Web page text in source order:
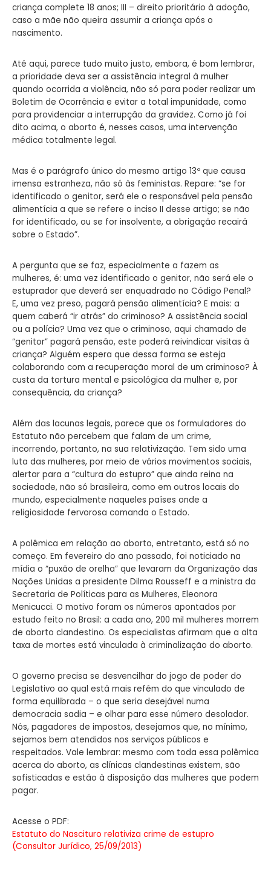
criança complete 18 anos; III – direito prioritário à adoção,
caso a mãe não queira assumir a criança após o
nascimento.
Até aqui, parece tudo muito justo, embora, é bom lembrar,
a prioridade deva ser a assistência integral à mulher
quando ocorrida a violência, não só para poder realizar um
Boletim de Ocorrência e evitar a total impunidade, como
para providenciar a interrupção da gravidez. Como já foi
dito acima, o aborto é, nesses casos, uma intervenção
médica totalmente legal.
Mas é o parágrafo único do mesmo artigo 13º que causa
imensa estranheza, não só às feministas. Repare: “se for
identificado o genitor, será ele o responsável pela pensão
alimentícia a que se refere o inciso II desse artigo; se não
for identificado, ou se for insolvente, a obrigação recairá
sobre o Estado”.
A pergunta que se faz, especialmente a fazem as
mulheres, é: uma vez identificado o genitor, não será ele o
estuprador que deverá ser enquadrado no Código Penal?
E, uma vez preso, pagará pensão alimentícia? E mais: a
quem caberá “ir atrás” do criminoso? A assistência social
ou a polícia? Uma vez que o criminoso, aqui chamado de
“genitor” pagará pensão, este poderá reivindicar visitas à
criança? Alguém espera que dessa forma se esteja
colaborando com a recuperação moral de um criminoso? À
custa da tortura mental e psicológica da mulher e, por
consequência, da criança?
Além das lacunas legais, parece que os formuladores do
Estatuto não percebem que falam de um crime,
incorrendo, portanto, na sua relativização. Tem sido uma
luta das mulheres, por meio de vários movimentos sociais,
alertar para a “cultura do estupro” que ainda reina na
sociedade, não só brasileira, como em outros locais do
mundo, especialmente naqueles países onde a
religiosidade fervorosa comanda o Estado.
A polêmica em relação ao aborto, entretanto, está só no
começo. Em fevereiro do ano passado, foi noticiado na
mídia o “puxão de orelha” que levaram da Organização das
Nações Unidas a presidente Dilma Rousseff e a ministra da
Secretaria de Políticas para as Mulheres, Eleonora
Menicucci. O motivo foram os números apontados por
estudo feito no Brasil: a cada ano, 200 mil mulheres morrem
de aborto clandestino. Os especialistas afirmam que a alta
taxa de mortes está vinculada à criminalização do aborto.
O governo precisa se desvencilhar do jogo de poder do
Legislativo ao qual está mais refém do que vinculado de
forma equilibrada – o que seria desejável numa
democracia sadia – e olhar para esse número desolador.
Nós, pagadores de impostos, desejamos que, no mínimo,
sejamos bem atendidos nos serviços públicos e
respeitados. Vale lembrar: mesmo com toda essa polêmica
acerca do aborto, as clínicas clandestinas existem, são
sofisticadas e estão à disposição das mulheres que podem
pagar.
Acesse o PDF:
Estatuto do Nascituro relativiza crime de estupro
(Consultor Jurídico, 25/09/2013)